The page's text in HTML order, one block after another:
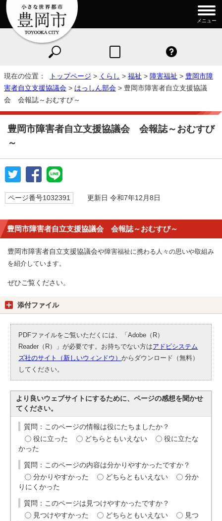
メニュー
現在の位置： トップページ > くらし > 福祉 > 障害福祉 > 豊岡市障
害者自立支援協議会 > はっしん部会 > 豊岡市障害者自立支援協議
会 会報誌～おむすび～
豊岡市障害者自立支援協議会 会報誌～おむすび
～
ページ番号1032391 更新日 令和7年12月8日
豊岡市障害者自立支援協議会 会報誌～おむすび～
豊岡市障害者自立支援協議会や障害福祉に携わる人々の思いや取組み
を紹介しています。
ぜひご覧ください。
添付ファイル
PDFファイルをご覧いただくには、「Adobe（R）
Reader（R）」が必要です。お持ちでない方はアドビシステム
ズ社のサイト（新しいウィンドウ）からダウンロード（無料）
してください。
より良いウェブサイトにするために、ページの感想を聞かせ
てください。
質問：このページの情報は役にたちましたか？
役に立った
どちらともいえない
役に立たな
かった
質問：このページの内容は分かりやすかったですか？
分かりやすかった
どちらともいえない
分か
りにくかった
質問：このページは見つけやすかったですか？
見つけやすかった
どちらともいえない
見つ